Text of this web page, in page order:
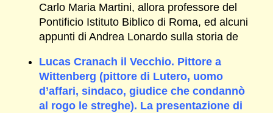
Carlo Maria Martini, allora professore del
Pontificio Istituto Biblico di Roma, ed alcuni
appunti di Andrea Lonardo sulla storia de
Lucas Cranach il Vecchio. Pittore a
Wittenberg (pittore di Lutero, uomo
d’affari, sindaco, giudice che condannò
al rogo le streghe). La presentazione di